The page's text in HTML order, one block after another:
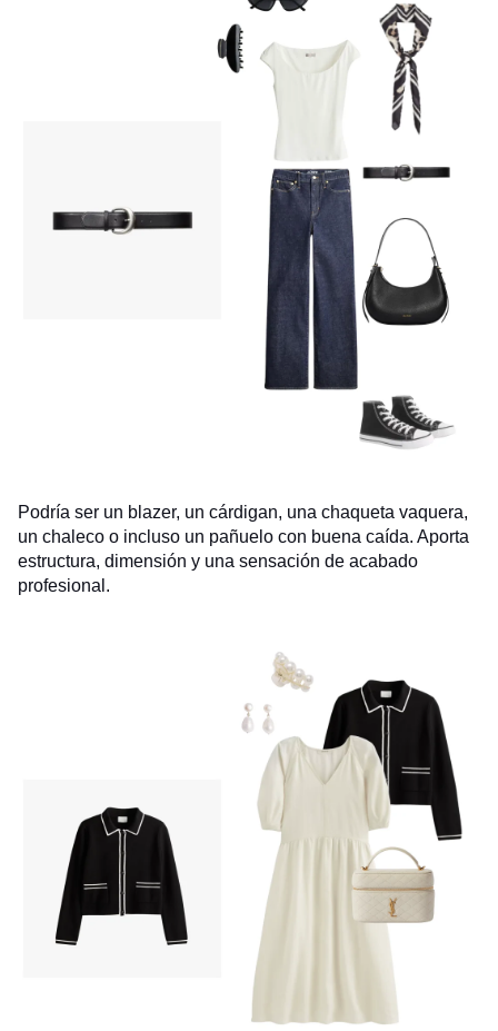
Podría ser un blazer, un cárdigan, una chaqueta vaquera,
un chaleco o incluso un pañuelo con buena caída. Aporta
estructura, dimensión y una sensación de acabado
profesional.